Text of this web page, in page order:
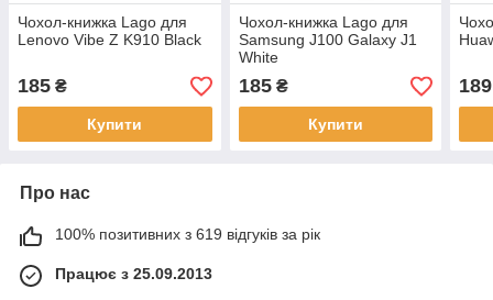
Чохол-книжка Lago для
Lenovo Vibe Z K910 Black
185 ₴
Купити
Чохол-книжка Lago для
Samsung J100 Galaxy J1
White
185₴
Купити
189
Про нас
100% позитивних з 619 відгуків за рік
Працює з 25.09.2013